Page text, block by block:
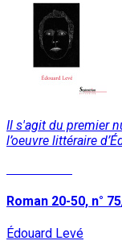
Il s'agit du premier
l’oeuvre littéraire
Roman 20-50, n°
Édouard Levé